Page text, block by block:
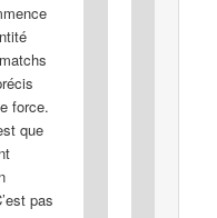
force.
que
pas